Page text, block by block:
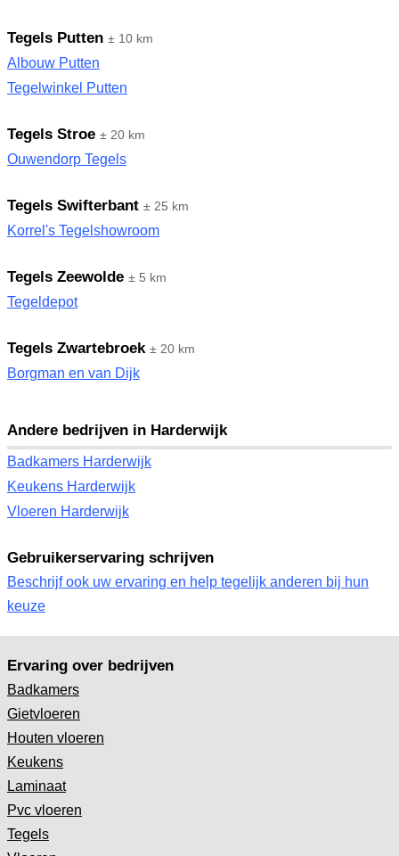
Tegels Putten ± 10 km
Albouw Putten
Tegelwinkel Putten
Tegels Stroe ± 20 km
Ouwendorp Tegels
Tegels Swifterbant ± 25 km
Korrel's Tegelshowroom
Tegels Zeewolde ± 5 km
Tegeldepot
Tegels Zwartebroek ± 20 km
Borgman en van Dijk
Andere bedrijven in Harderwijk
Badkamers Harderwijk
Keukens Harderwijk
Vloeren Harderwijk
Gebruikerservaring schrijven
Beschrijf ook uw ervaring en help tegelijk anderen bij hun
keuze
Ervaring over bedrijven
Badkamers
Gietvloeren
Houten vloeren
Keukens
Laminaat
Pvc vloeren
Tegels